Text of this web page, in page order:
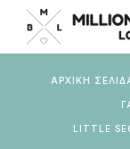
ΑΡΧΙΚΉ
LITTLE